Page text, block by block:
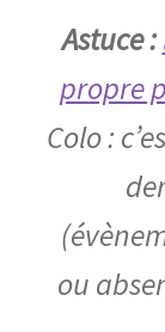
Astuce :
propre
Colo :
ou